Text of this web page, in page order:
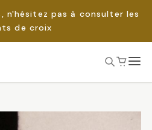
n'hésitez pas à consulter les
de croix